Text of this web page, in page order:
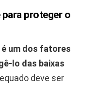
para proteger o
um dos fatores
lo das baixas
deve ser